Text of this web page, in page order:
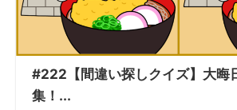
#222【間違い探しクイズ】大晦
集！...